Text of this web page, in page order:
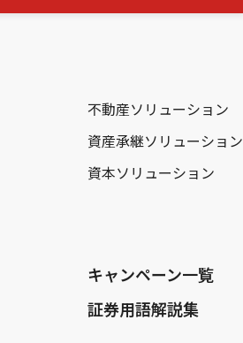
不動産ソリューション
資産承継ソリューション
資本ソリューション
キャンペーン一覧
証券用語解説集